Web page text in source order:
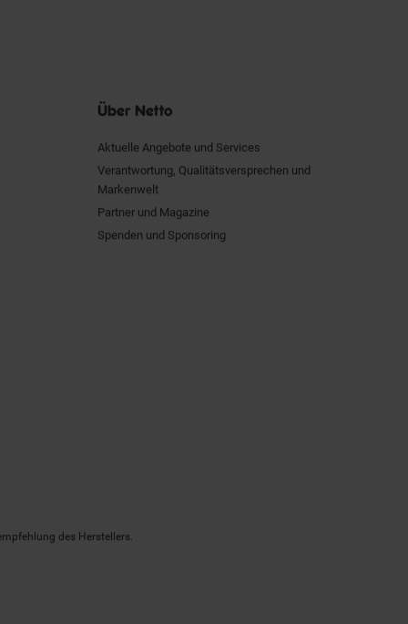
Über Netto
Aktuelle Angebote und Services
Verantwortung, Qualitätsversprechen und
Markenwelt
Partner und Magazine
Spenden und Sponsoring
des Herstellers.